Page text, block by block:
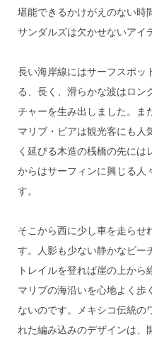
堪能できるかけがえのない時
サンダルズは欠かせないアイ
長い海岸線にはサーフスポッ
る、長く、滑らかな波はロン
チャーを生み出しました。ま
マリブ・ピアは観光客にも人
く延びる木造の桟橋の先には
からはサーフィンに興じる人
す。
そこから西に少し車を走らせ
す。人影も少ない静かなビー
トレイルを登れば崖の上か
マリブの海沿いを心地よく歩
ないのです。メキシコ伝統の
れた編み込みのデザインは、